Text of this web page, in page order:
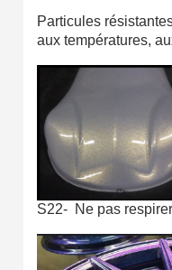
Particules
aux températures,
S22- Ne pas